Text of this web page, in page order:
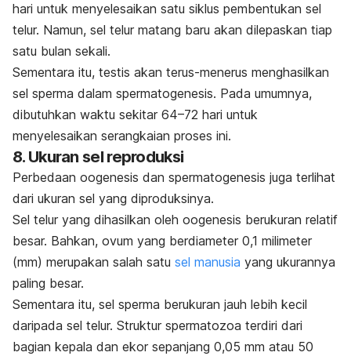
hari untuk menyelesaikan satu siklus pembentukan sel
telur. Namun, sel telur matang baru akan dilepaskan tiap
satu bulan sekali.
Sementara itu, testis akan terus-menerus menghasilkan
sel sperma dalam spermatogenesis. Pada umumnya,
dibutuhkan waktu sekitar 64–72 hari untuk
menyelesaikan serangkaian proses ini.
8. Ukuran sel reproduksi
Perbedaan oogenesis dan spermatogenesis juga terlihat
dari ukuran sel yang diproduksinya.
Sel telur yang dihasilkan oleh oogenesis berukuran relatif
besar. Bahkan, ovum yang berdiameter 0,1 milimeter
(mm) merupakan salah satu sel manusia yang ukurannya
paling besar.
Sementara itu, sel sperma berukuran jauh lebih kecil
daripada sel telur. Struktur spermatozoa terdiri dari
bagian kepala dan ekor sepanjang 0,05 mm atau 50